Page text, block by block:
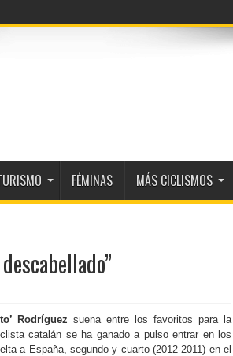
FÉMINAS MÁS CICLISMOS
Rodríguez suena entre los favoritos para la
catalán se ha ganado a pulso entrar en los
a España, segundo y cuarto (2012-2011) en el